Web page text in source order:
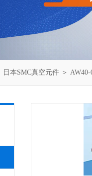
日本SMC真空元件 ＞